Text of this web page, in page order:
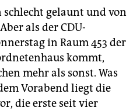
gelaunt und von
als der CDU-
in Raum 453 der
kommt,
mehr als sonst. Was
Vorabend liegt die
die erste seit vier